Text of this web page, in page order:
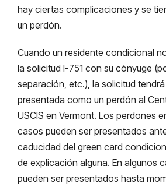
hay ciertas complicaciones y se
un perdón.
Cuando un residente condicional
la solicitud I-751 con su cónyuge
separación, etc.), la solicitud
presentada como un perdón al
USCIS en Vermont. Los perdones
casos pueden ser presentados
caducidad del green card
de explicación alguna. En algunos
pueden ser presentados hasta